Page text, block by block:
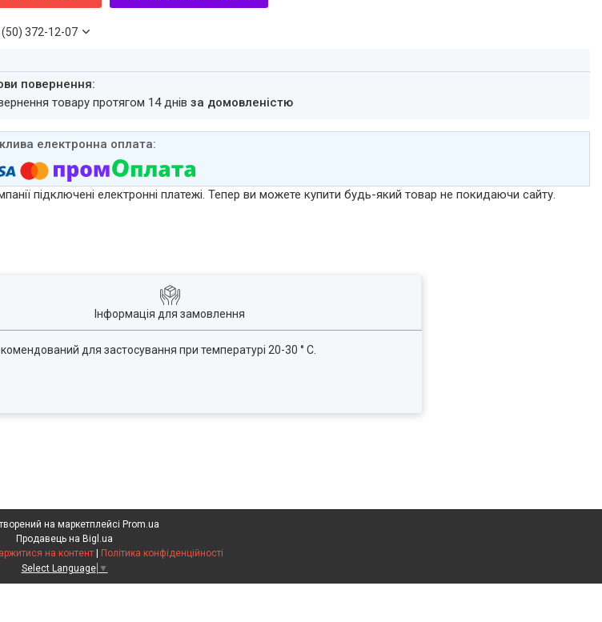
(50) 372-12-07
товару протягом 14 днівза домовленістю
підключені електронні платежі. Тепер ви можете купити будь-який товар не покидаючи сайту.
Інформація для замовлення
для застосування при температурі 20-30 ° C.
на маркетплейсі Prom.ua
Продавець на Bigl.ua
на контент
Політика конфіденційності
Select Language ▼